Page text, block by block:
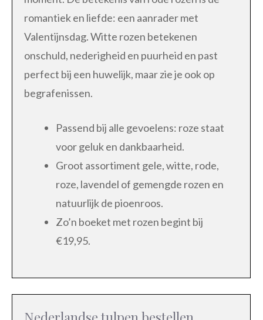
romantiek en liefde: een aanrader met
Valentijnsdag. Witte rozen betekenen
onschuld, nederigheid en puurheid en past
perfect bij een huwelijk, maar zie je ook op
begrafenissen.
Passend bij alle gevoelens: roze staat
voor geluk en dankbaarheid.
Groot assortiment gele, witte, rode,
roze, lavendel of gemengde rozen en
natuurlijk de pioenroos.
Zo’n boeket met rozen begint bij
€19,95.